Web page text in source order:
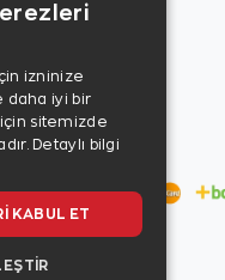
izninize
daha iyi bir
sitemizde
Detaylı bilgi
KABUL ET